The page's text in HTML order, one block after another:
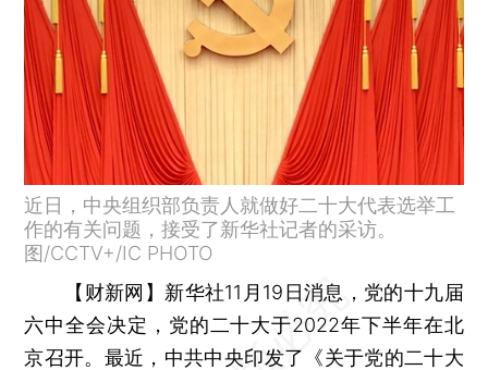
近日，中央组织部负责人就做好二十大代表选举工
作的有关问题，接受了新华社记者的采访。
图/CCTV+/IC PHOTO
【财新网】 新华社11月19日消息，党的十九届
六中全会决定，党的二十大于2022年下半年在北
京召开。最近，中共中央印发了《关于党的二十大